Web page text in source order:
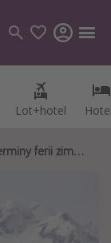
Lot+hotel
Lot+hotel
Terminy ferii zimowych 2026